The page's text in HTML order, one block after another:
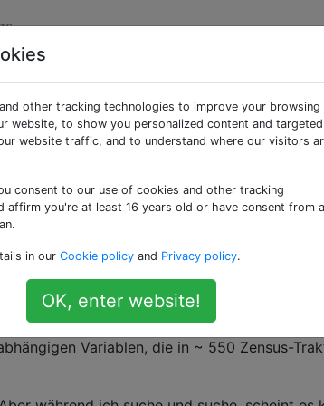
Python und
durchführen?
die Durchführung einer geografisch
glücklich, Python für einen Teil davon zu
R verwendet werden, um die PCA für die
Variablen, die in ~ 550 Zensus-
other tracking technologies to improve your browsing
website, to show you personalized content and targeted
website traffic, and to understand where our visitors
consent to our use of cookies and other tracking
affirm you're at least 16 years old or have consent from a
in our Cookie policy and Privacy policy.
OK, enter website!